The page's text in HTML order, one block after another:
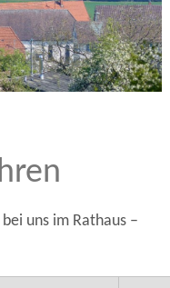
uns im Rathaus –